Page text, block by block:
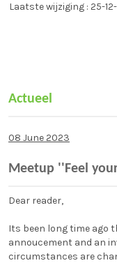
Laatste wijziging : 25-
Actueel
08 June 2023
Meetup ''Feel
Dear reader,
Its been long time ago
annoucement and an
circumstances are